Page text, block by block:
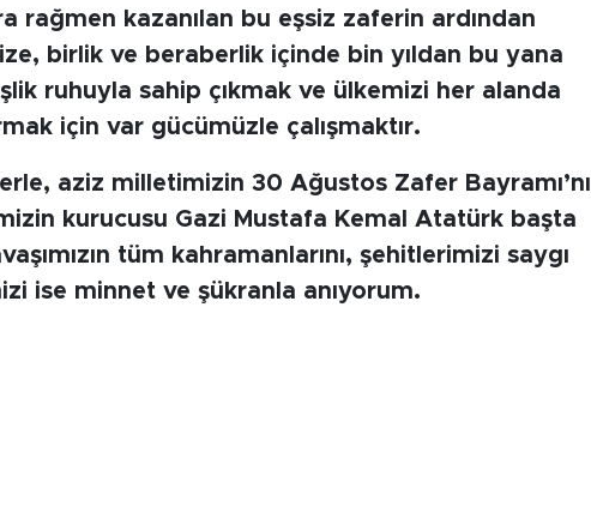
rağmen kazanılan bu eşsiz zaferin ardından
birlik ve beraberlik içinde bin yıldan bu yana
ruhuyla sahip çıkmak ve ülkemizi her alanda
için var gücümüzle çalışmaktır.
aziz milletimizin 30 Ağustos Zafer Bayramı’nı
kurucusu Gazi Mustafa Kemal Atatürk başta
tüm kahramanlarını, şehitlerimizi saygı
ise minnet ve şükranla anıyorum.